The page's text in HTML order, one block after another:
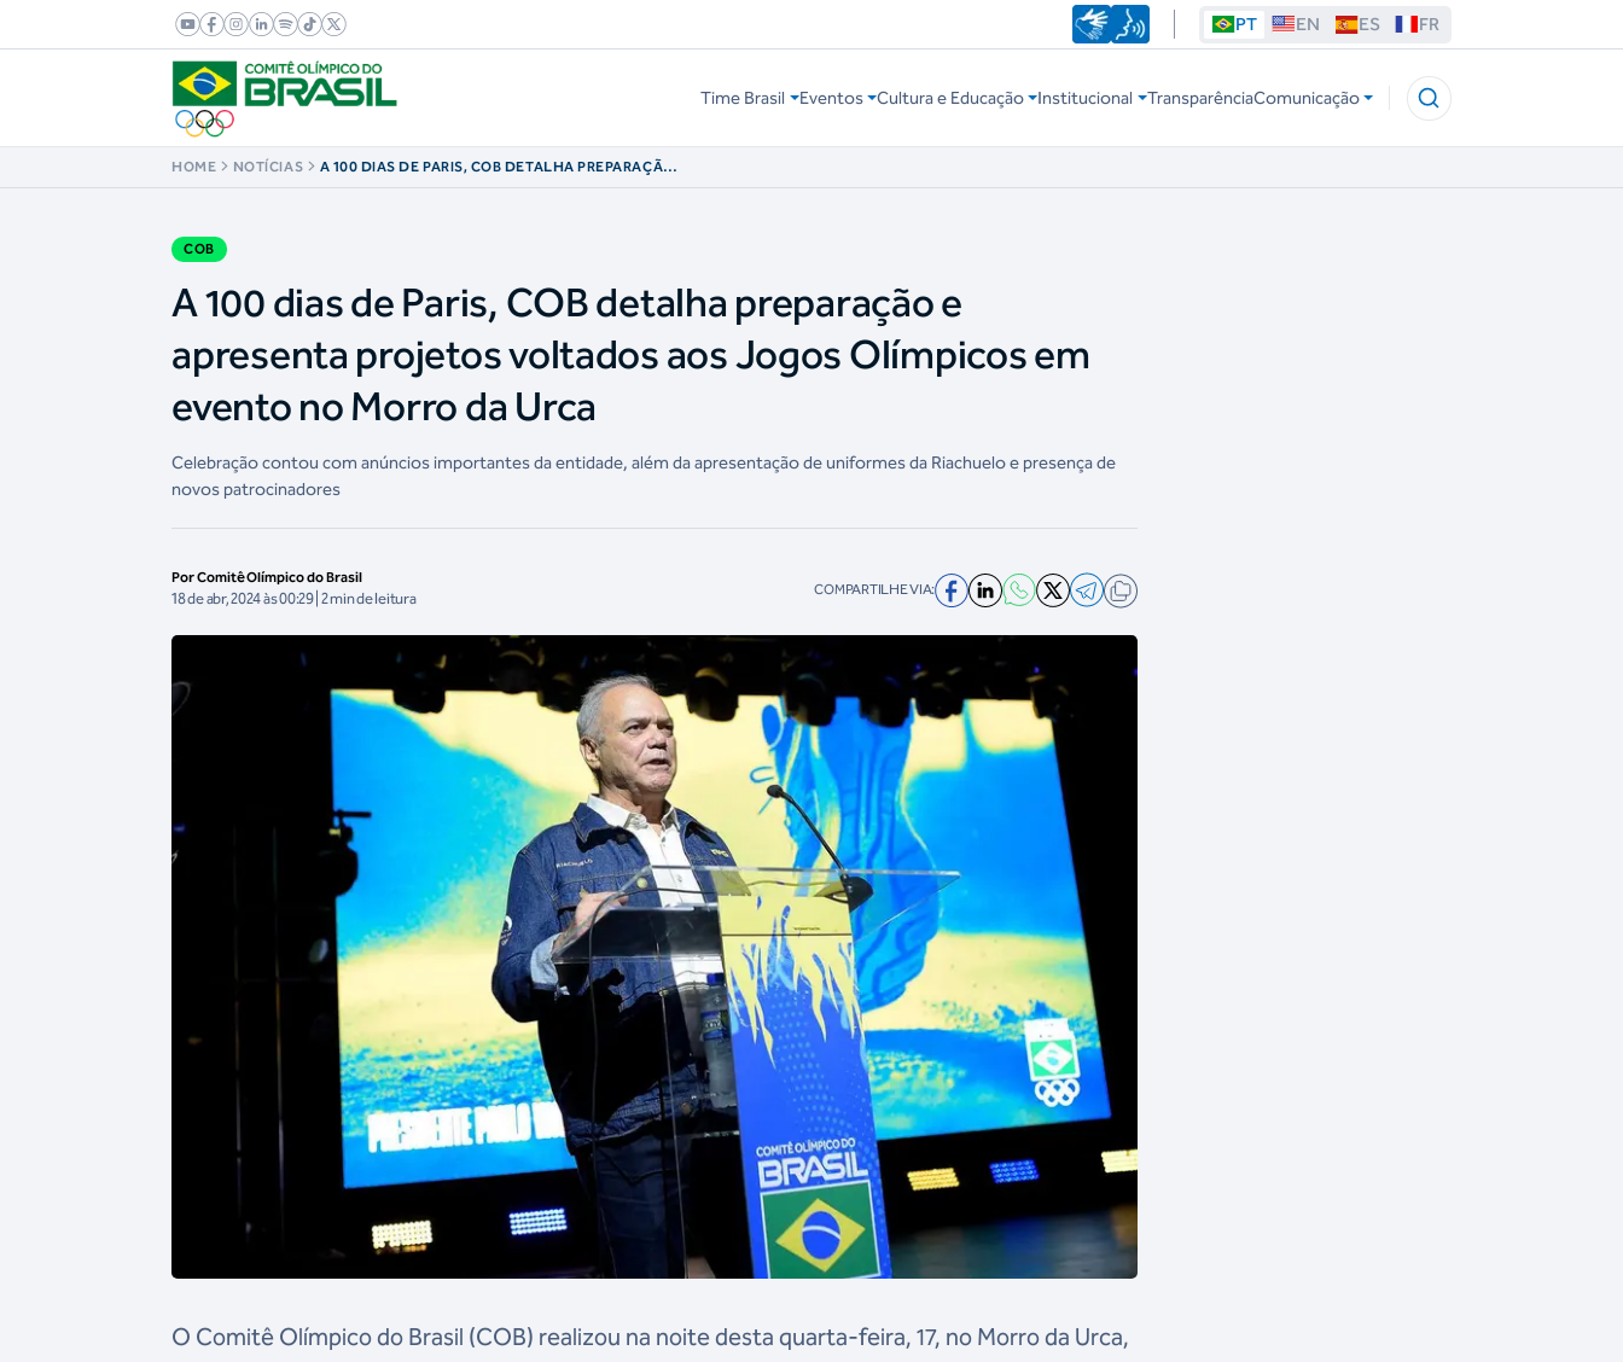
PT EN ES FR
Time Brasil Eventos Cultura e Educação Institucional TransparênciaComunicação
HOME NOTÍCIAS
A 100 DIAS DE PARIS, COB DETALHA PREPARAÇÃO
COB
A 100 dias de Paris, COB detalha preparação e
apresenta projetos voltados aos Jogos Olímpicos em
evento no Morro da Urca
Celebração contou com anúncios importantes da entidade, além da apresentação de uniformes da Riachuelo e presença de
novos patrocinadores
Por Comitê Olímpico do Brasil
18 de abr, 2024 às 00:29 | 2 min de leitura COMPARTILHE VIA:
O Comitê Olímpico do Brasil (COB) realizou na noite desta quarta-feira, 17, no Morro da Urca,